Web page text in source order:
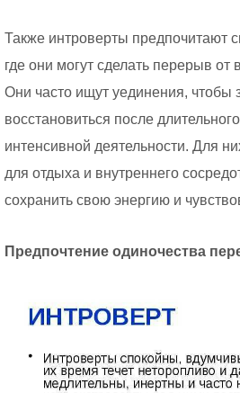
Также интроверты предпочитают
где они могут сделать перерыв
Они часто ищут уединения, чтобы
восстановиться после
интенсивной деятельности. Для
для отдыха и внутреннего
сохранить свою энергию и
Предпочтение одиночества